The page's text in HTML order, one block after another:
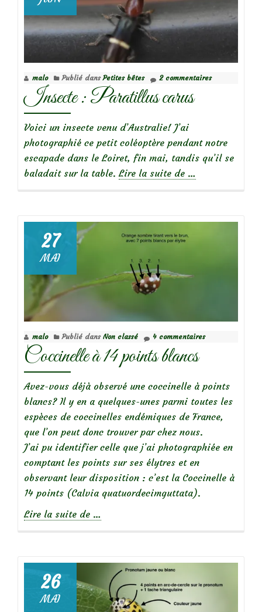
malo Publié dansPetites bêtes 2 commentaires
Insecte : Paratillus carus
Voici un insecte venu d’Australie! J’ai
photographié ce petit coléoptère pendant notre
escapade dans le Loiret, fin mai, tandis qu’il se
baladait sur la table. Lire la suite de
Paratillus
…
27
MAI
malo Publié dans Non classé 4 commentaires
Coccinelle à 14 points blancs
Avez-vous déjà observé une coccinelle à points
blancs? Il y en a quelques-unes parmi toutes les
espèces de coccinelles endémiques de France,
que l’on peut donc trouver par chez nous.
J’ai pu identifier celle que j’ai photographiée en
comptant les points sur ses élytres et en
observant leur disposition : c’est la Coccinelle à
14 points (Calvia quatuordecimguttata).
Lire la suite de à
points
blancs
…
26
MAI